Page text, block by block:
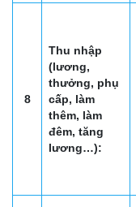
8
Thu nhập
(lương,
thưởng, phụ
cấp, làm
thêm, làm
đêm, tăng
lương…):